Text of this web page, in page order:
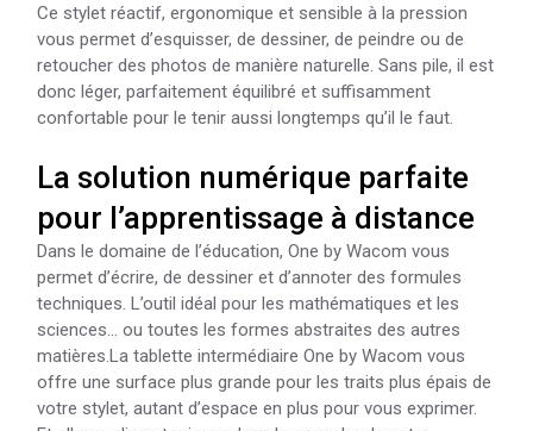
Ce stylet réactif, ergonomique et sensible à la pression
vous permet d’esquisser, de dessiner, de peindre ou de
retoucher des photos de manière naturelle. Sans pile, il est
donc léger, parfaitement équilibré et suffisamment
confortable pour le tenir aussi longtemps qu’il le faut.
La solution numérique parfaite
pour l’apprentissage à distance
Dans le domaine de l’éducation, One by Wacom vous
permet d’écrire, de dessiner et d’annoter des formules
techniques. L’outil idéal pour les mathématiques et les
sciences… ou toutes les formes abstraites des autres
matières.La tablette intermédiaire One by Wacom vous
offre une surface plus grande pour les traits plus épais de
votre stylet, autant d’espace en plus pour vous exprimer.